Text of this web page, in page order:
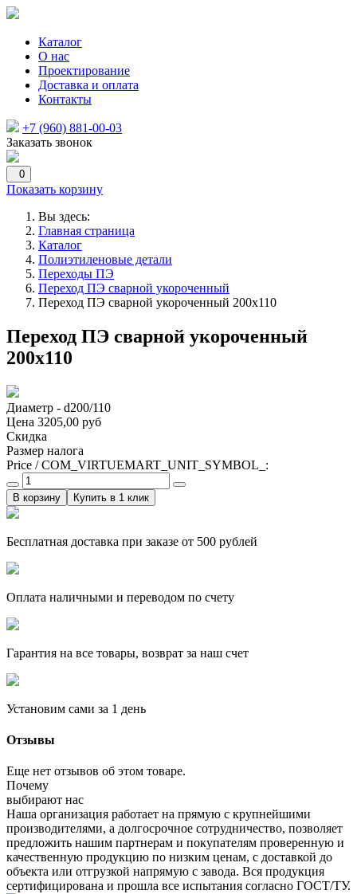
Каталог
О нас
Проектирование
Доставка и оплата
Контакты
+7 (960) 881-00-03
Заказать звонок
0
Показать корзину
Вы здесь:
Главная страница
Каталог
Полиэтиленовые детали
Переходы ПЭ
Переход ПЭ сварной укороченный
Переход ПЭ сварной укороченный 200х110
Переход ПЭ сварной укороченный
200х110
Диаметр - d200/110
Цена 3205,00 руб
Скидка
Размер налога
Price / COM_VIRTUEMART_UNIT_SYMBOL_:
Купить в 1 клик
Бесплатная доставка при заказе от 500 рублей
Оплата наличными и переводом по счету
Гарантия на все товары, возврат за наш счет
Установим сами за 1 день
Отзывы
Еще нет отзывов об этом товаре.
Почему
выбирают нас
Наша организация работает на прямую с крупнейшими
производителями, а долгосрочное сотрудничество, позволяет
предложить нашим партнерам и покупателям проверенную и
качественную продукцию по низким ценам, с доставкой до
объекта или отгрузкой напрямую с завода. Вся продукция
сертифицирована и прошла все испытания согласно ГОСТ/ТУ.